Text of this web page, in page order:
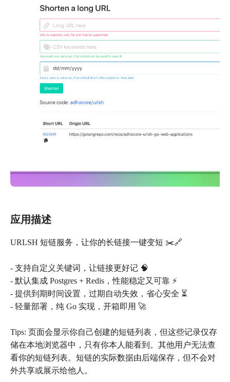
应用描述
URLSH 短链服务，让你的长链接一键变短 ✂️🔗
- 支持自定义关键词，让链接更好记 🧠
- 默认集成 Postgres + Redis，性能稳定又可靠 ⚡️
- 提供到期时间设置，过期自动失效，省心安全 ⏳
- 轻量部署，纯 Go 实现，开箱即用 🚀
Tips: 页面会显示你自己创建的短链列表，但这些记录仅存
储在本地浏览器中，只有你本人能看到。其他用户无法查
看你的短链列表。短链的实际数据由后端保存，但不会对
外共享或展示给他人。